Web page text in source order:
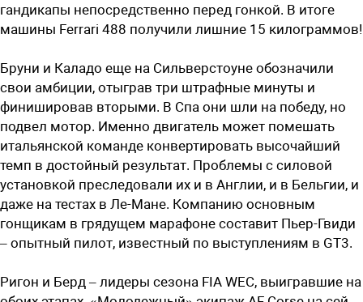
гандикапы непосредственно перед гонкой. В итоге
машины Ferrari 488 получили лишние 15 килограммов!
Бруни и Каладо еще на Сильверстоуне обозначили
свои амбиции, отыграв три штрафные минуты и
финишировав вторыми. В Спа они шли на победу, но
подвел мотор. Именно двигатель может помешать
итальянской команде конвертировать высочайший
темп в достойный результат. Проблемы с силовой
установкой преследовали их и в Англии, и в Бельгии, и
даже на тестах в Ле-Мане. Компанию основным
гонщикам в грядущем марафоне составит Пьер-Гвиди
– опытный пилот, известный по выступлениям в GT3.
Ригон и Берд – лидеры сезона FIA WEC, выигравшие на